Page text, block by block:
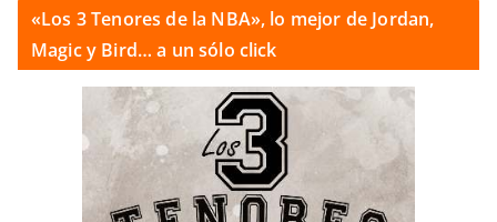
«Los 3 Tenores de la NBA», lo mejor de Jordan,
Magic y Bird… a un sólo click